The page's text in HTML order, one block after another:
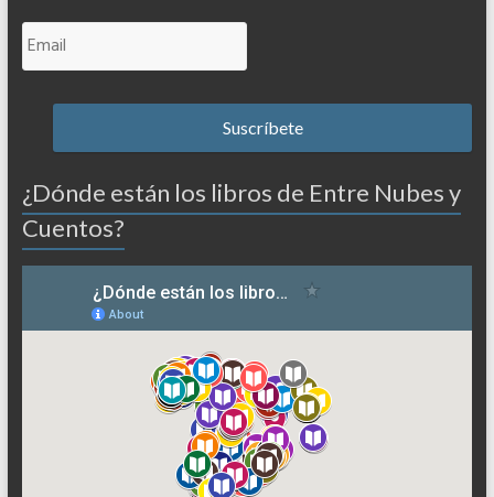
¿Dónde están los libros de Entre Nubes y
Cuentos?